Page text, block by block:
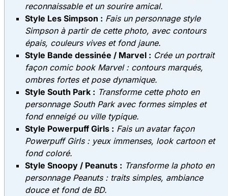
reconnaissable et un sourire amical.
Style Les Simpson : Fais un personnage style
Simpson à partir de cette photo, avec contours
épais, couleurs vives et fond jaune.
Style Bande dessinée / Marvel : Crée un portrait
façon comic book Marvel : contours marqués,
ombres fortes et pose dynamique.
Style South Park : Transforme cette photo en
personnage South Park avec formes simples et
fond enneigé ou ville typique.
Style Powerpuff Girls : Fais un avatar façon
Powerpuff Girls : yeux immenses, look cartoon et
fond coloré.
Style Snoopy / Peanuts : Transforme la photo en
personnage Peanuts : traits simples, ambiance
douce et fond de BD.